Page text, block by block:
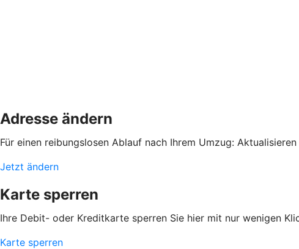
Adresse ändern
Für einen reibungslosen Ablauf nach Ihrem Umzug:
Jetzt ändern
Karte sperren
Ihre Debit- oder Kreditkarte sperren Sie hier mit nur wenigen
Karte sperren